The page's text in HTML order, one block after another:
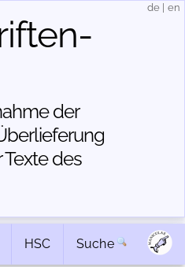
der
des
de en
HSC Suche